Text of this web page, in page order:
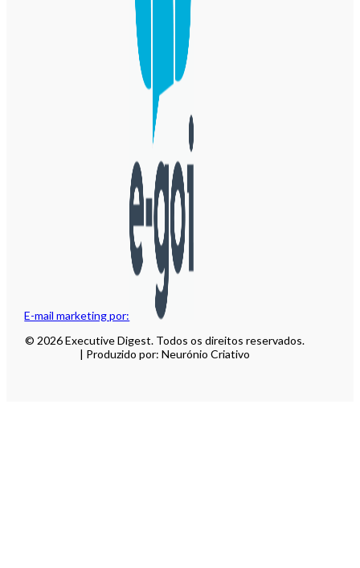
E-mail marketing por:
© 2026 Executive Digest. Todos os direitos reservados.
| Produzido por: Neurónio Criativo